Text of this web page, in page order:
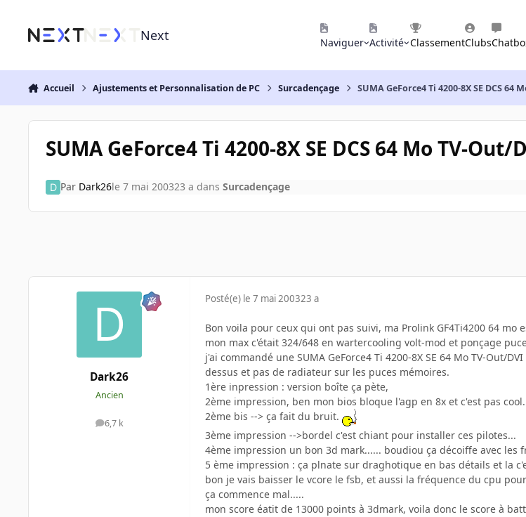
Next Naviguer Activité ClassementClubs
Accueil Ajustements et Personnalisation de PC Surcadençage SUMA GeForce4 Ti 4200-8X SE DCS 64
SUMA GeForce4 Ti 4200-8X SE DCS 64 Mo TV-Out/
Par Dark26le 7 mai 200323 a dans Surcadençage
Dark26
Ancien
6,7 k
messages
Posté(e) le 7 mai 200323 a
Bon voila pour ceux qui ont pas suivi, ma Prolink GF4Ti4200 64 mo
mon max c'était 324/648 en wartercooling volt-mod et ponçage
j'ai commandé une SUMA GeForce4 Ti 4200-8X SE 64 Mo TV-Out/
dessus et pas de radiateur sur les puces mémoires.
1ère inpression : version boîte ça pète,
2ème impression, ben mon bios bloque l'agp en 8x et c'est pas cool.
2ème bis --> ça fait du bruit.
3ème impression -->bordel c'est chiant pour installer ces pilotes...
4ème impression un bon 3d mark...... boudiou ça décoiffe avec les
5 ème impression : ça plnate sur draghotique en bas détails et la
bon je vais baisser le vcore le fsb, et aussi la fréquence du cpu
ça commence mal.....
mon score éatit de 13000 points à 3dmark, voila donc le score à